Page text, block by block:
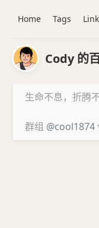
Cody 的
生命不息，折腾
群组 @cool1874
Home Tags